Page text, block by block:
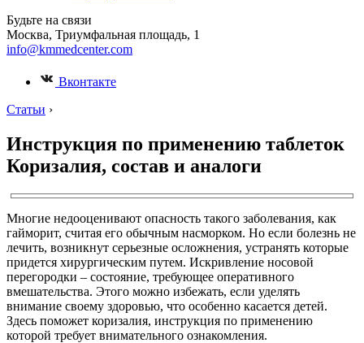
Будьте на связи
Москва, Триумфальная площадь, 1
info@kmmedcenter.com
Вконтакте
Статьи ›
Инструкция по применению таблеток
Коризалия, состав и аналоги
Многие недооценивают опасность такого заболевания, как
гайморит, считая его обычным насморком. Но если болезнь не
лечить, возникнут серьезные осложнения, устранять которые
придется хирургическим путем. Искривление носовой
перегородки – состояние, требующее оперативного
вмешательства. Этого можно избежать, если уделять
внимание своему здоровью, что особенно касается детей.
Здесь поможет коризалия, инструкция по применению
которой требует внимательного ознакомления.